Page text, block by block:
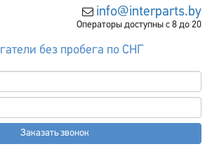
info@interparts.by
Операторы доступны с 8 до 20
без пробега по СНГ
Заказать звонок